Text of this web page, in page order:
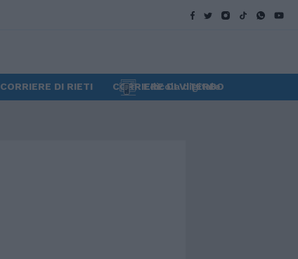
CORRIERE DI RIETI CORRIERE DI VITERBO
Edicola digitale